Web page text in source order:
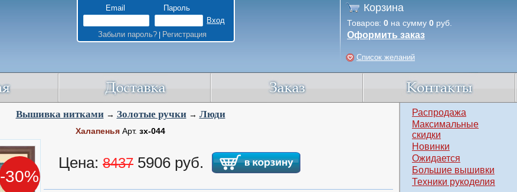
Email Пароль
Забыли пароль?| Регистрация
Корзина
Товаров: 0 на сумму 0 руб.
Оформить заказ
Список желаний
Вышивка нитками→ Золотые ручки→ Люди
Халапенья Арт. зх-044
-30%
Цена: 8437 5906 руб.
Распродажа
Максимальные
скидки
Новинки
Ожидается
Большие вышивки
Техники рукоделия